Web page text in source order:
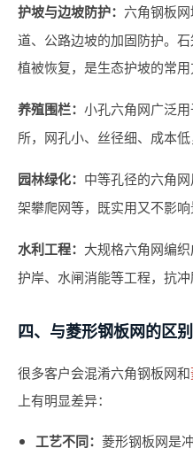
护坡与边坡防护： 六角钢板
道、公路边坡的加固防护。
植被恢复，是生态护坡的常用
养殖围栏： 小孔六角网广泛
所，网孔小、丝径细、成本
园林绿化： 中等孔径的六角
架攀爬网等，既实用又不影响
水利工程： 大规格六角网编
护岸、水闸消能等工程，抗冲
四、与菱形钢板网的区别
很多客户会混淆六角钢板网和
上有明显差异：
工艺不同： 菱形钢板网是